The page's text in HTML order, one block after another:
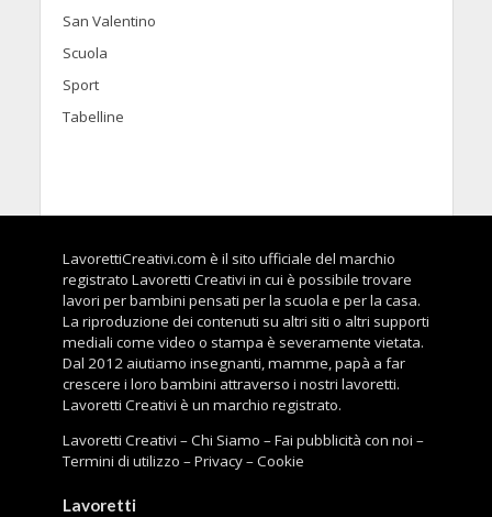
San Valentino
Scuola
Sport
Tabelline
LavorettiCreativi.com è il sito ufficiale del marchio
registrato Lavoretti Creativi in cui è possibile trovare
lavori per bambini pensati per la scuola e per la casa.
La riproduzione dei contenuti su altri siti o altri supporti
mediali come video o stampa è severamente vietata.
Dal 2012 aiutiamo insegnanti, mamme, papà a far
crescere i loro bambini attraverso i nostri lavoretti.
Lavoretti Creativi è un marchio registrato.
Lavoretti Creativi –Chi Siamo –Fai pubblicità con noi –
Termini di utilizzo –Privacy–Cookie
Lavoretti